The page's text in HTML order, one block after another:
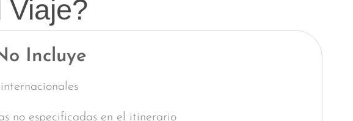
Viaje?
Incluye
no especificadas en el itinerario